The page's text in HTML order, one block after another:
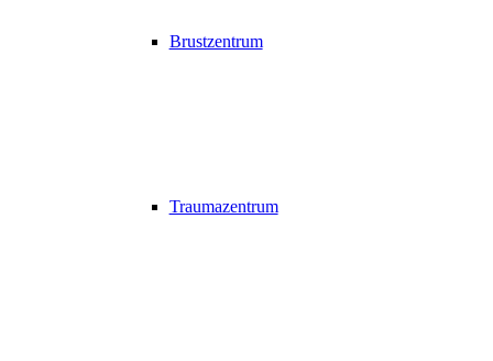
Brustzentrum
Traumazentrum